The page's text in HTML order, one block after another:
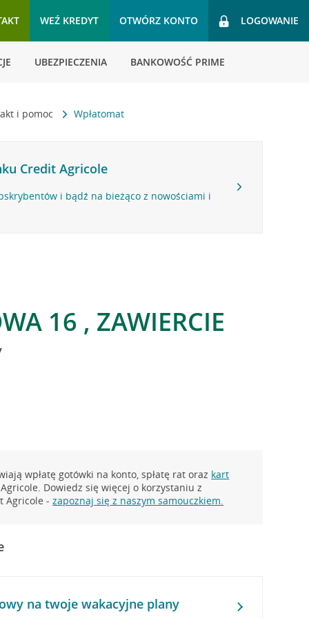
WEŹ KREDYT OTWÓRZ KONTO LOGOWANIE
UBEZPIECZENIA BANKOWOŚĆ PRIME
i pomoc Wpłatomat
Credit Agricole
i bądź na bieżąco z nowościami i
16 , ZAWIERCIE
wpłatę gotówki na konto, spłatę rat oraz kart
Dowiedz się więcej o korzystaniu z
Agricole -zapoznaj się z naszym samouczkiem.
na twoje wakacyjne plany